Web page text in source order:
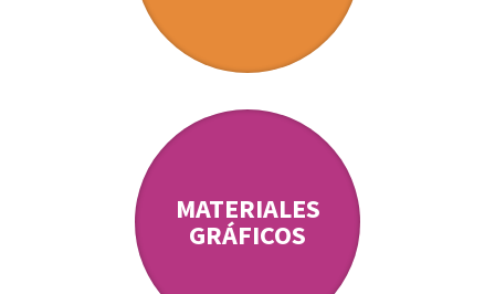
MATERIALES
GRÁFICOS